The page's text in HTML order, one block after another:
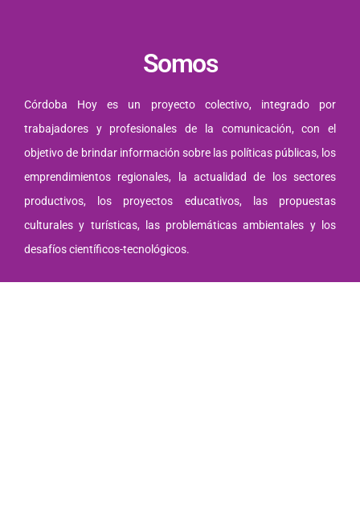
Somos
Córdoba Hoy es un proyecto colectivo, integrado por
trabajadores y profesionales de la comunicación, con el
objetivo de brindar información sobre las políticas públicas, los
emprendimientos regionales, la actualidad de los sectores
productivos, los proyectos educativos, las propuestas
culturales y turísticas, las problemáticas ambientales y los
desafíos científicos-tecnológicos.